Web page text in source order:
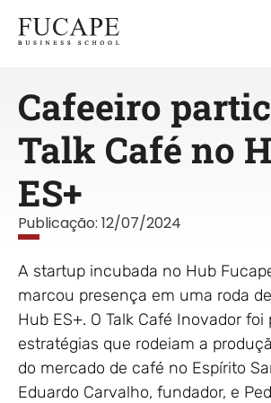
Cafeeiro
Talk Café no
ES+
Publicação: 12/07/2024
A startup incubada no Hub
marcou presença em uma roda
Hub ES+. O Talk Café Inovador foi
estratégias que rodeiam a
do mercado de café no Espírito
Eduardo Carvalho, fundador, e